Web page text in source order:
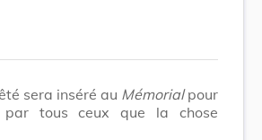
sera inséré au Mémorialpour
par tous ceux que la chose